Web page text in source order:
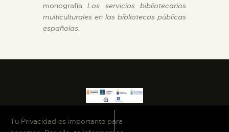
monografíaLos servicios bibliotecarios
multiculturales en las bibliotecas públicas
españolas.
Tu Privacidad es importante para